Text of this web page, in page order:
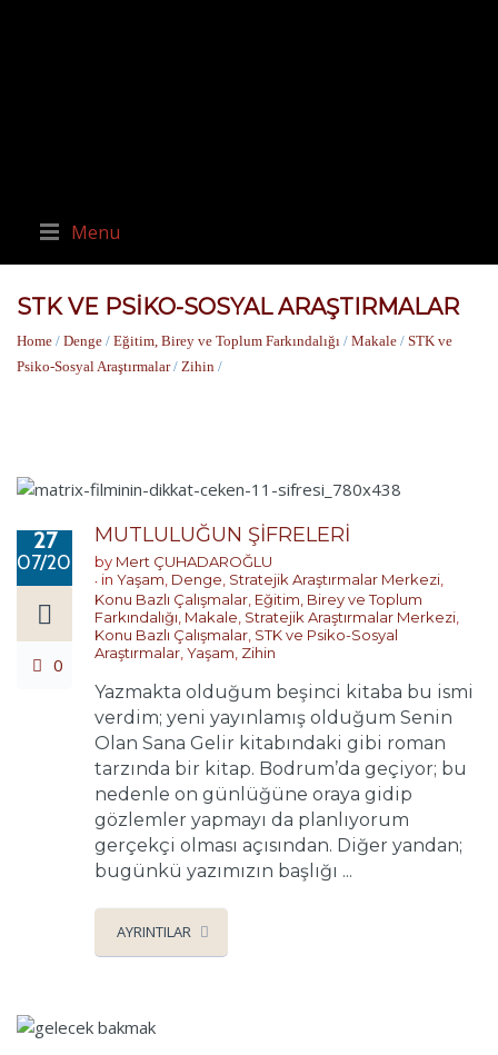
Menu
STK VE PSIKO-SOSYAL ARAŞTIRMALAR
Home / Denge / Eğitim, Birey ve Toplum Farkındalığı / Makale / STK ve
Psiko-Sosyal Araştırmalar/ Zihin /
27
07/2017
0
MUTLULUĞUN ŞİFRELERİ
by Mert ÇUHADAROĞLU
in Yaşam, Denge, Stratejik Araştırmalar Merkezi,
Konu Bazlı Çalışmalar, Eğitim, Birey ve Toplum
Farkındalığı, Makale, Stratejik Araştırmalar Merkezi,
Konu Bazlı Çalışmalar, STK ve Psiko-Sosyal
Araştırmalar,Yaşam, Zihin
Yazmakta olduğum beşinci kitaba bu ismi
verdim; yeni yayınlamış olduğum Senin
Olan Sana Gelir kitabındaki gibi roman
tarzında bir kitap. Bodrum’da geçiyor; bu
nedenle on günlüğüne oraya gidip
gözlemler yapmayı da planlıyorum
gerçekçi olması açısından. Diğer yandan;
bugünkü yazımızın başlığı ...
AYRINTILAR